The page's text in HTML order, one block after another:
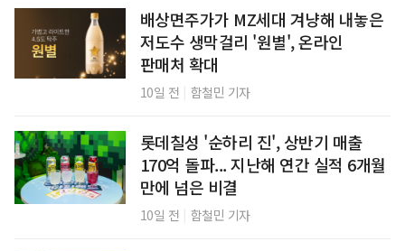
배상면주가가 MZ세대 겨냥해 내놓은
저도수 생막걸리 '원별', 온라인
판매처 확대
10일 전 함철민 기자
롯데칠성 '순하리 진', 상반기 매출
170억 돌파... 지난해 연간 실적 6개월
만에 넘은 비결
10일 전 함철민 기자